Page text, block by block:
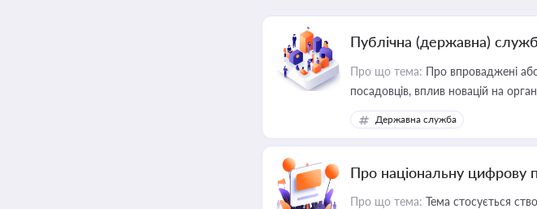
Публічна (державна)
Про що тема: Про впроваджені
посадовців, вплив новацій на
Державна служба
Про національну цифрову
Про що тема: Тема стосується